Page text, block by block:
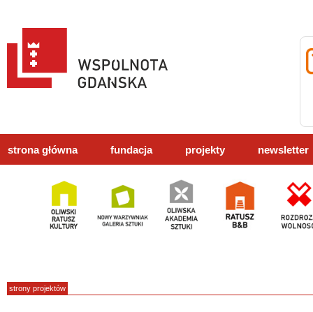
strona główna fundacja projekty newsletter
strony projektów